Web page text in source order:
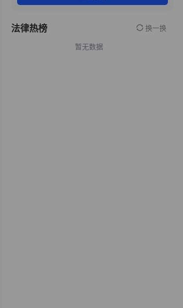
法律热榜 换一换
暂无数据